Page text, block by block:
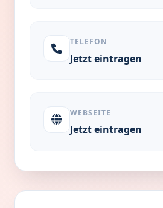
TELEFON
Jetzt eintragen
WEBSEITE
Jetzt eintragen